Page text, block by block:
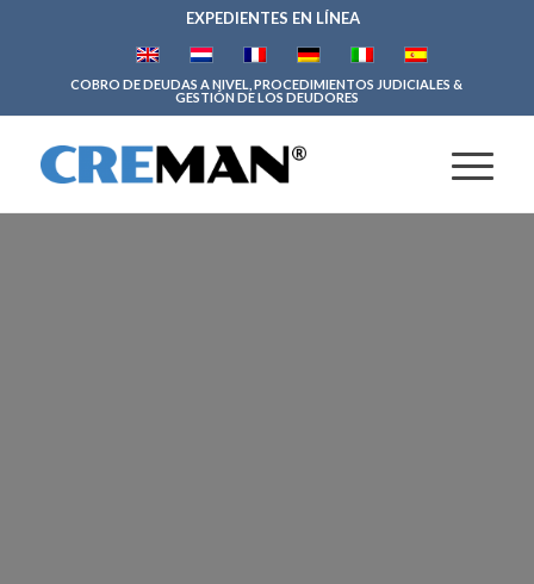
EXPEDIENTES EN LÍNEA
COBRO DE DEUDAS A NIVEL, PROCEDIMIENTOS JUDICIALES &
GESTIÓN DE LOS DEUDORES